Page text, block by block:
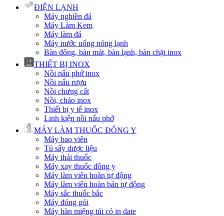
ĐIỆN LẠNH
Máy nghiền đá
Máy Làm Kem
Máy làm đá
Máy nước uống nóng lạnh
Bàn đông, bàn mát, bàn lạnh, bàn chặt inox
THIẾT BỊ INOX
Nồi nấu phở inox
Nồi nấu rượu
Nồi chưng cất
Nồi, chảo inox
Thiết bị y tế inox
Linh kiện nồi nấu phở
MÁY LÀM THUỐC ĐÔNG Y
Máy bao viên
Tủ sấy dược liệu
Máy thái thuốc
Máy xay thuốc đông y
Máy làm viên hoàn tự động
Máy làm viên hoàn bán tự động
Máy sắc thuốc bắc
Máy đóng gói
Máy hàn miệng túi có in date